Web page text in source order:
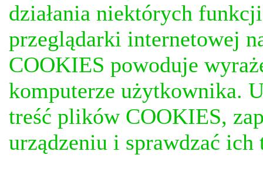
działania niektórych
przeglądarki internetowej
COOKIES powoduje
komputerze użytkownika.
treść plików COOKIES,
urządzeniu i sprawdzać ich